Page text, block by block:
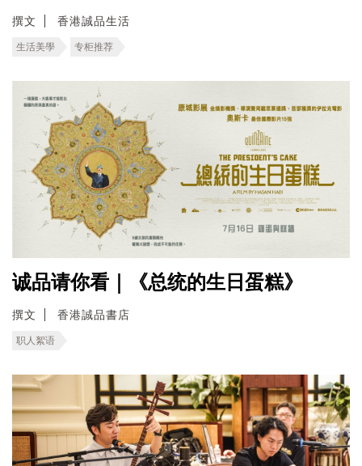
撰文 香港誠品生活
生活美學 专柜推荐
诚品请你看｜《总统的生日蛋糕》
撰文 香港誠品書店
职人絮语